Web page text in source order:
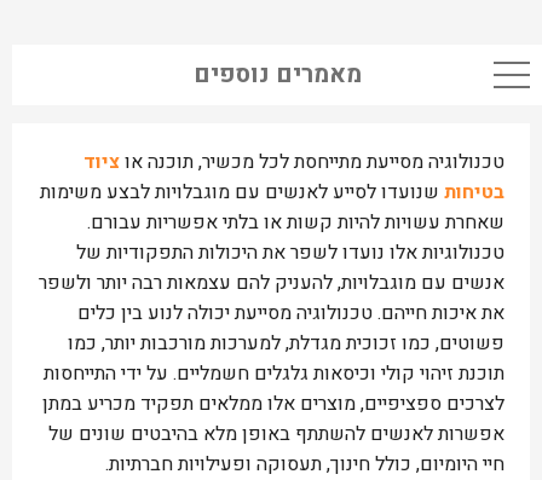
מאמרים נוספים
טכנולוגיה מסייעת מתייחסת לכל מכשיר, תוכנה אוציוד
בטיחות שנועדו לסייע לאנשים עם מוגבלויות לבצע משימות
שאחרת עשויות להיות קשות או בלתי אפשריות עבורם.
טכנולוגיות אלו נועדו לשפר את היכולות התפקודיות של
אנשים עם מוגבלויות, להעניק להם עצמאות רבה יותר ולשפר
את איכות חייהם. טכנולוגיה מסייעת יכולה לנוע בין כלים
פשוטים, כמו זכוכית מגדלת, למערכות מורכבות יותר, כמו
תוכנת זיהוי קולי וכיסאות גלגלים חשמליים. על ידי התייחסות
לצרכים ספציפיים, מוצרים אלו ממלאים תפקיד מכריע במתן
אפשרות לאנשים להשתתף באופן מלא בהיבטים שונים של
חיי היומיום, כולל חינוך, תעסוקה ופעילויות חברתיות.